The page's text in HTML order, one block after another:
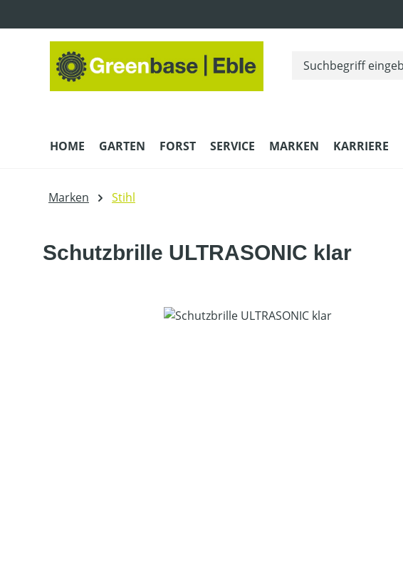
HOME GARTEN FORST SERVICE MARKEN KARRIERE
Marken Stihl
Schutzbrille ULTRASONIC klar
Bildergalerie überspringen